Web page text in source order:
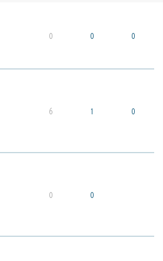
0 0 0
6 1 0
0 0